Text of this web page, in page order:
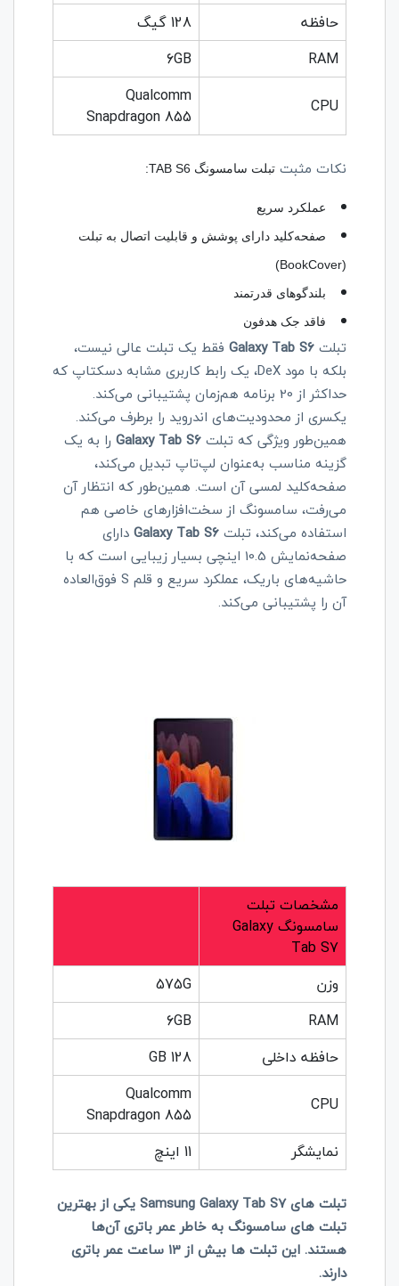
حافظه
128 گیگ
RAM
6GB
CPU
Qualcomm
Snapdragon 855
نکات مثبت تبلت سامسونگ TAB S6:
عملکرد سریع
صفحه‌کلید دارای پوشش و قابلیت اتصال به تبلت
(BookCover)
بلندگوهای قدرتمند
فاقد جک هدفون
تبلت Galaxy Tab S6
فقط یک تبلت عالی نیست،
بلکه با مود DeX، یک رابط کاربری مشابه دسکتاپ که
حداکثر از 20 برنامه هم‌زمان پشتیبانی می‌کند.
یکسری از محدودیت‌های اندروید را برطرف می‌کند.
همین‌طور ویژگی که تبلت Galaxy Tab S6را به یک
گزینه مناسب به‌عنوان لپ‌تاپ تبدیل می‌کند،
صفحه‌کلید لمسی آن است. همین‌طور که انتظار آن
می‌رفت، سامسونگ از سخت‌افزارهای خاصی هم
استفاده می‌کند، تبلتGalaxy Tab S6دارای
صفحه‌نمایش 10.5 اینچی بسیار زیبایی است که با
حاشیه‌های باریک، عملکرد سریع و قلم Sفوق‌العاده
آن را پشتیبانی می‌کند.
مشخصات تبلت
سامسونگ Galaxy
Tab S7
وزن
575G
RAM
6GB
حافظه داخلی
128 GB
CPU
Qualcomm
Snapdragon 855
نمایشگر
11 اینچ
تبلت هایSamsung Galaxy Tab S7یکی از بهترین
تبلت های سامسونگ به خاطر عمر باتری آن‌ها
هستند. این تبلت ها بیش از 13 ساعت عمر باتری
دارند.